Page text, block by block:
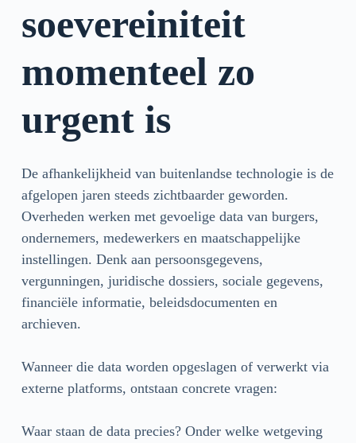
soevereiniteit
momenteel zo
urgent is
De afhankelijkheid van buitenlandse technologie is de
afgelopen jaren steeds zichtbaarder geworden.
Overheden werken met gevoelige data van burgers,
ondernemers, medewerkers en maatschappelijke
instellingen. Denk aan persoonsgegevens,
vergunningen, juridische dossiers, sociale gegevens,
financiële informatie, beleidsdocumenten en
archieven.
Wanneer die data worden opgeslagen of verwerkt via
externe platforms, ontstaan concrete vragen:
Waar staan de data precies? Onder welke wetgeving